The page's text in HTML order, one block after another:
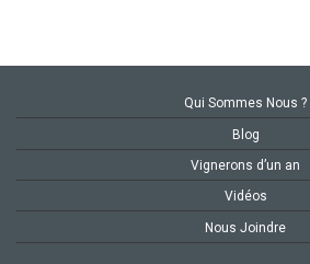
Qui Sommes Nous ?
Blog
Vignerons d’un an
Vidéos
Nous Joindre